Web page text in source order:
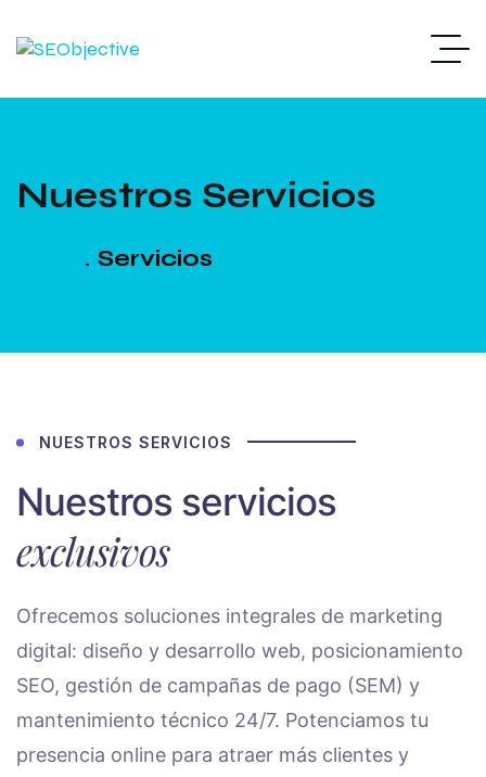
Nuestros Servicios
Home Servicios
NUESTROS SERVICIOS
Nuestros servicios
exclusivos
Ofrecemos soluciones integrales de marketing
digital: diseño y desarrollo web, posicionamiento
SEO, gestión de campañas de pago (SEM) y
mantenimiento técnico 24/7. Potenciamos tu
presencia online para atraer más clientes y